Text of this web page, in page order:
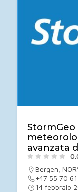
avanzata
Bergen
+47 55 70
14 febbraio